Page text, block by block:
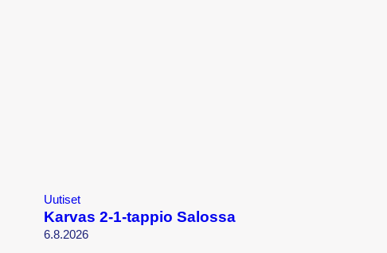
Uutiset
Karvas 2-1-tappio Salossa
6.8.2026